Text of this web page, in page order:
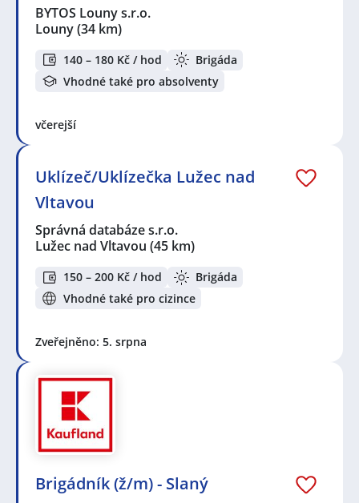
BYTOS Louny s.r.o.
Louny(34 km)
140 – 180 Kč / hod
Brigáda
Vhodné také pro absolventy
včerejší
Uklízeč/Uklízečka Lužec nad
Vltavou
Správná databáze s.r.o.
Lužec nad Vltavou (45 km)
150 – 200 Kč / hod
Brigáda
Vhodné také pro cizince
Zveřejněno: 5. srpna
Brigádník (ž/m) - Slaný